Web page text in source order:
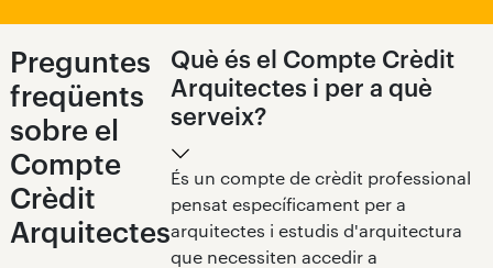
4. Ingrés
Ben aviat, disposaràs de l'import sol·licitat al teu
Preguntes
freqüents
sobre el
Compte
Crèdit
Arquitectes
Què és el Compte Crèdit
Arquitectes i per a què
serveix?
És un compte de crèdit professional
pensat específicament per a
arquitectes i estudis d'arquitectura
que necessiten accedir a